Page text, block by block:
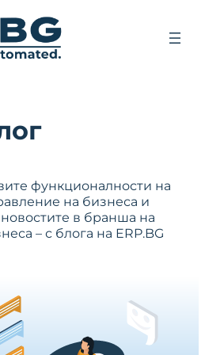
функционалности на
на бизнеса и
в бранша на
– с блога на ERP.BG